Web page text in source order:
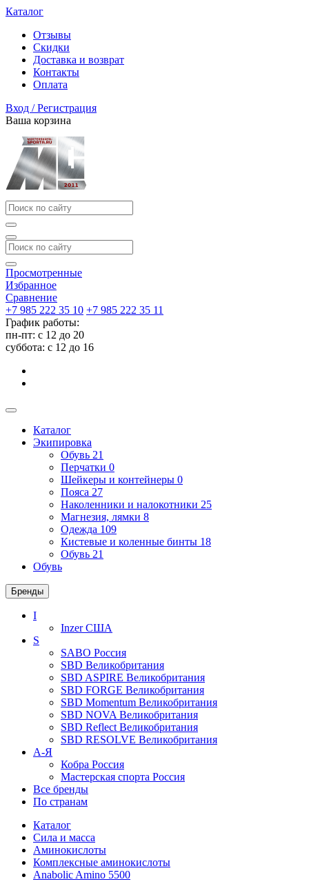
Каталог
Отзывы
Скидки
Доставка и возврат
Контакты
Оплата
Вход / Регистрация
Ваша корзина
Просмотренные
Избранное
Сравнение
+7 985 222 35 10 +7 985 222 35 11
График работы:
пн-пт: с 12 до 20
суббота: c 12 до 16
Каталог
Экипировка
Обувь 21
Перчатки 0
Шейкеры и контейнеры 0
Пояса 27
Наколенники и налокотники 25
Магнезия, лямки 8
Одежда 109
Кистевые и коленные бинты 18
Обувь 21
Обувь
Бренды
I
InzerСША
S
SABO Россия
SBD Великобритания
SBD ASPIRE Великобритания
SBD FORGE Великобритания
SBD Momentum Великобритания
SBD NOVA Великобритания
SBD Reflect Великобритания
SBD RESOLVE Великобритания
А-Я
Кобра Россия
Мастерская спорта Россия
Все бренды
По странам
Каталог
Сила и масса
Аминокислоты
Комплексные аминокислоты
Anabolic Amino 5500